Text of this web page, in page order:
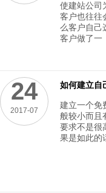
使建站公司
客户也往往
么客户自己
客户做了一
24
2017-07
如何建立自
建立一个免
般较小而且
要求不是很
果是如此